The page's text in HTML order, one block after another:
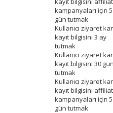
kampanyaları için 5
gün tutmak
Kullanıcı ziyaret
kayıt bilgisini 3 ay
tutmak
Kullanıcı ziyaret
kayıt bilgisini 30
tutmak
Kullanıcı ziyaret
kayıt bilgisini
kampanyaları için 5
gün tutmak